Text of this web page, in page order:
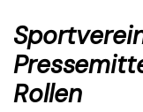
Rollen